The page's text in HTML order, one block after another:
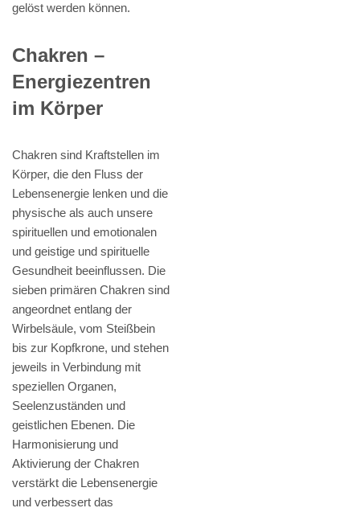
gelöst werden können.
Chakren –
Energiezentren
im Körper
Chakren sind Kraftstellen im
Körper, die den Fluss der
Lebensenergie lenken und die
physische als auch unsere
spirituellen und emotionalen
und geistige und spirituelle
Gesundheit beeinflussen. Die
sieben primären Chakren sind
angeordnet entlang der
Wirbelsäule, vom Steißbein
bis zur Kopfkrone, und stehen
jeweils in Verbindung mit
speziellen Organen,
Seelenzuständen und
geistlichen Ebenen. Die
Harmonisierung und
Aktivierung der Chakren
verstärkt die Lebensenergie
und verbessert das